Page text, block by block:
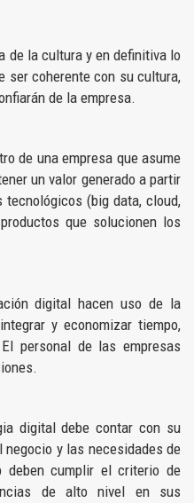
de la cultura y en definitiva lo
ser coherente con su cultura,
de la empresa.
de una empresa que asume
un valor generado a partir
(big data, cloud,
que solucionen los
digital hacen uso de la
y economizar tiempo,
personal de las empresas
digital debe contar con su
y las necesidades de
deben cumplir el criterio de
de alto nivel en sus